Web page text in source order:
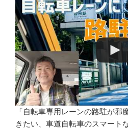
「自転車専用レーンの路駐が邪
きたい、車道自転車のスマート